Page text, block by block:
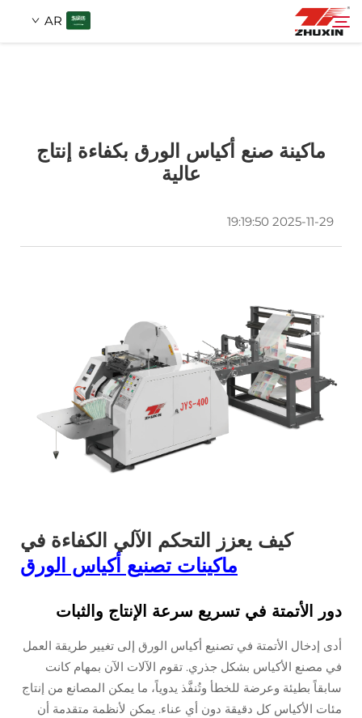
AR
التطبيقات
الأخبار
الأسئلة الشائعة
ماكينة صنع أكياس الورق بكفاءة إنتاج
عالية
2025-11-29 19:19:50
كيف يعزز التحكم الآلي الكفاءة في
ماكينات تصنيع أكياس الورق
دور الأتمتة في تسريع سرعة الإنتاج والثبات
أدى إدخال الأتمتة في تصنيع أكياس الورق إلى تغيير طريقة العمل
في مصنع الأكياس بشكل جذري. تقوم الآلات الآن بمهام كانت
سابقاً بطيئة وعرضة للخطأ وتُنفَّذ يدوياً، ما يمكن المصانع من إنتاج
مئات الأكياس كل دقيقة دون أي عناء. يمكن لأنظمة متقدمة أن